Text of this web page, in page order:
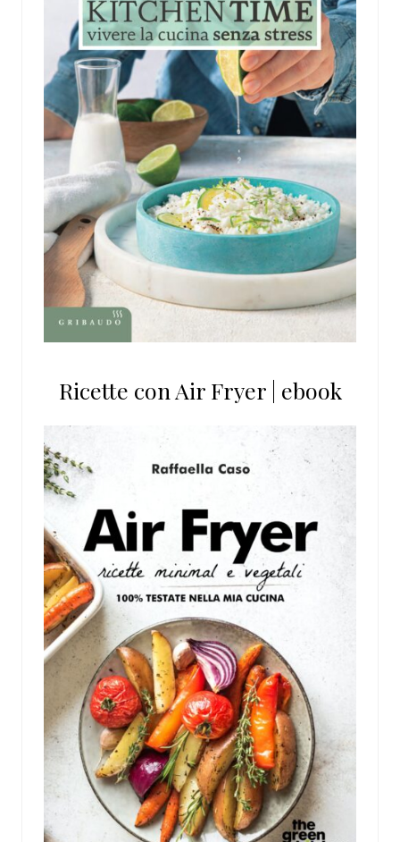
Ricette con Air Fryer | ebook